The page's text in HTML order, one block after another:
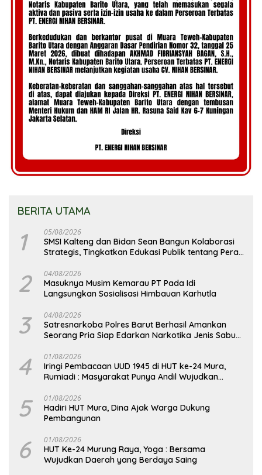
BERITA UTAMA
1 05/08/2026
SMSI Kalteng dan Bidan Sean Bangun Kolaborasi
Strategis, Tingkatkan Edukasi Publik tentang Peran
2 04/08/2026
Masuknya Musim Kemarau PT Pada Idi
Langsungkan Sosialisasi Himbauan Karhutla
3 04/08/2026
Satresnarkoba Polres Barut Berhasil Amankan
Seorang Pria Siap Edarkan Narkotika Jenis Sabu
4 01/08/2026
Iringi Pembacaan UUD 1945 di HUT ke-24 Mura,
Rumiadi : Masyarakat Punya Andil Wujudkan
5 01/08/2026
Hadiri HUT Mura, Dina Ajak Warga Dukung
Pembangunan
6 01/08/2026
HUT Ke-24 Murung Raya, Yoga : Bersama
Wujudkan Daerah yang Berdaya Saing